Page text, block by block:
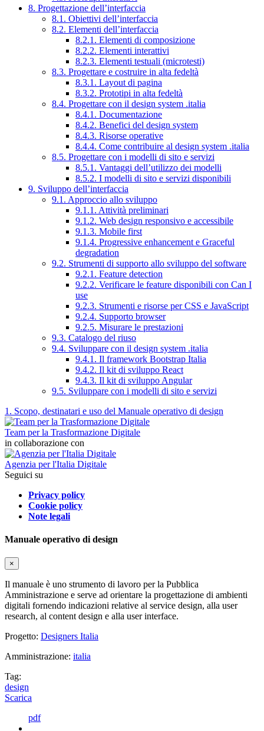
8. Progettazione dell’interfaccia
8.1. Obiettivi dell’interfaccia
8.2. Elementi dell’interfaccia
8.2.1. Elementi di composizione
8.2.2. Elementi interattivi
8.2.3. Elementi testuali (microtesti)
8.3. Progettare e costruire in alta fedeltà
8.3.1. Layout di pagina
8.3.2. Prototipi in alta fedeltà
8.4. Progettare con il design system .italia
8.4.1. Documentazione
8.4.2. Benefici del design system
8.4.3. Risorse operative
8.4.4. Come contribuire al design system .italia
8.5. Progettare con i modelli di sito e servizi
8.5.1. Vantaggi dell’utilizzo dei modelli
8.5.2. I modelli di sito e servizi disponibili
9. Sviluppo dell’interfaccia
9.1. Approccio allo sviluppo
9.1.1. Attività preliminari
9.1.2. Web design responsivo e accessibile
9.1.3. Mobile first
9.1.4. Progressive enhancement e Graceful
degradation
9.2. Strumenti di supporto allo sviluppo del software
9.2.1. Feature detection
9.2.2. Verificare le feature disponibili con Can I
use
9.2.3. Strumenti e risorse per CSS e JavaScript
9.2.4. Supporto browser
9.2.5. Misurare le prestazioni
9.3. Catalogo del riuso
9.4. Sviluppare con il design system .italia
9.4.1. Il framework Bootstrap Italia
9.4.2. Il kit di sviluppo React
9.4.3. Il kit di sviluppo Angular
9.5. Sviluppare con i modelli di sito e servizi
1. Scopo, destinatari e uso del Manuale operativo di design
Team per la Trasformazione Digitale
in collaborazione con
Agenzia per l'Italia Digitale
Seguici su
Privacy policy
Cookie policy
Note legali
Manuale operativo di design
×
Il manuale è uno strumento di lavoro per la Pubblica
Amministrazione e serve ad orientare la progettazione di ambienti
digitali fornendo indicazioni relative al service design, alla user
research, al content design e alla user interface.
Progetto: Designers Italia
Amministrazione: italia
Tag:
design
Scarica
pdf